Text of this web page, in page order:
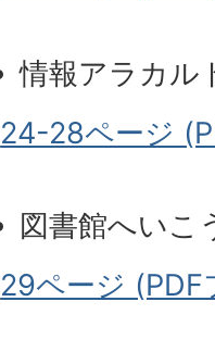
情報アラカル
24-28ページ
図書館へいこ
29ページ (PDF